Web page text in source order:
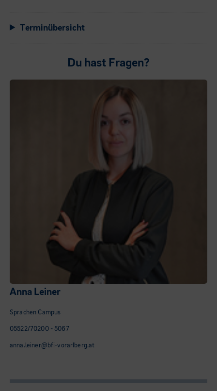
Terminübersicht
Du hast Fragen?
Anna Leiner
Sprachen Campus
05522/70200 - 5067
anna.leiner@bfi-vorarlberg.at